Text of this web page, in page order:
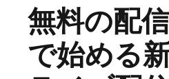
無料の配
で始める